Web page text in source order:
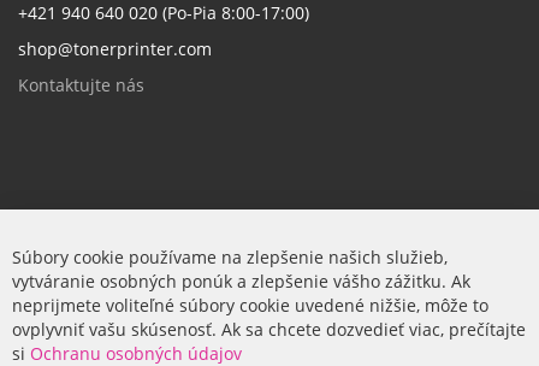
+421 940 640 020 (Po-Pia 8:00-17:00)
shop@tonerprinter.com
Kontaktujte nás
Firma
O nás
Súbory cookie používame na zlepšenie našich služieb,
vytváranie osobných ponúk a zlepšenie vášho zážitku. Ak
neprijmete voliteľné súbory cookie uvedené nižšie, môže to
ovplyvniť vašu skúsenosť. Ak sa chcete dozvedieť viac, prečítajte
si Ochranu osobných údajov